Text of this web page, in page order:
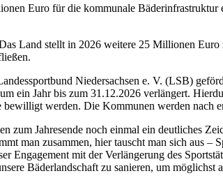
Euro für die kommunale
Land stellt in 2026 weitere 25 Millionen
Niedersachsen e. V. (LSB)
ein Jahr bis zum 31.12.2026 verlängert.
werden. Die Kommunen werden nach
zum Jahresende noch einmal ein deutliches
man zusammen, hier tauscht man sich aus
Engagement mit der Verlängerung des
Bäderlandschaft zu sanieren, um